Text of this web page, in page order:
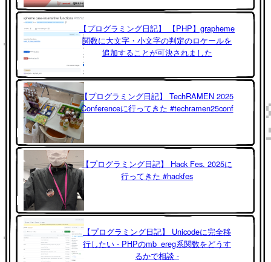
【プログラミング日記】 【PHP】grapheme
関数に大文字・小文字の判定のロケールを
追加することが可決されました
【プログラミング日記】 TechRAMEN 2025
Conferenceに行ってきた #techramen25conf
【プログラミング日記】 Hack Fes. 2025に
行ってきた #hackfes
【プログラミング日記】 Unicodeに完全移
行したい - PHPのmb_ereg系関数をどうす
るかで相談 -